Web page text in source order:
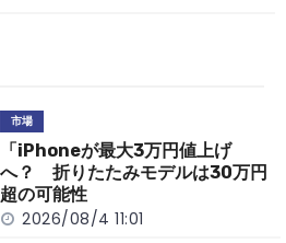
n
k
市場
「iPhoneが最大3万円値上げ
へ？ 折りたたみモデルは30万円
超の可能性
2026/08/4 11:01